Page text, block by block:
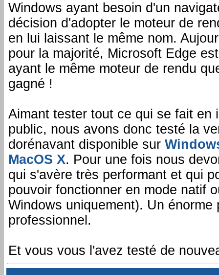
Windows ayant besoin d'un
décision d'adopter le moteur de
en lui laissant le même nom.
pour la majorité, Microsoft Edge
ayant le même moteur de rendu
gagné !
Aimant tester tout ce qui se fait en
public, nous avons donc testé la
dorénavant disponible sur
MacOS X. Pour une fois nous
qui s'avère très performant et qui
pouvoir fonctionner en mode natif
Windows uniquement). Un
professionnel.
Et vous vous l'avez testé de